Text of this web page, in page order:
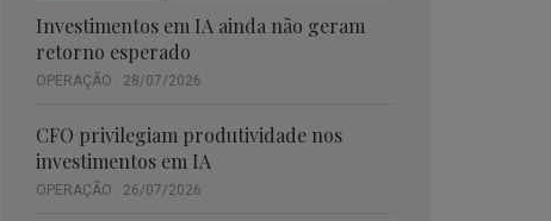
Investimentos em IA ainda não geram
retorno esperado
OPERAÇÃO . 28/07/2026
CFO privilegiam produtividade nos
investimentos em IA
OPERAÇÃO . 26/07/2026